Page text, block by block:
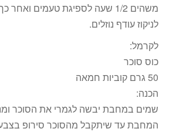
משהים 1/2 שעה לספיגת טעמים
לניקוז עודף נוזלים.
לקרמל:
כוס סוכר
50 גרם קוביות חמאה
הכנה:
שמים במחבת יבשה לגמרי את הסוכר
המחבת עד שיתקבל מהסוכר סירופ